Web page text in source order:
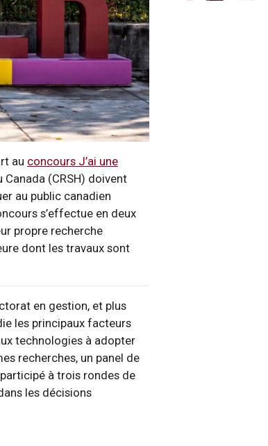
au concours J’ai une
(CRSH) doivent
au public canadien
s’effectue en deux
propre recherche
dont les travaux sont
en gestion, et plus
les principaux facteurs
technologies à adopter
recherches, un panel de
à trois rondes de
les décisions